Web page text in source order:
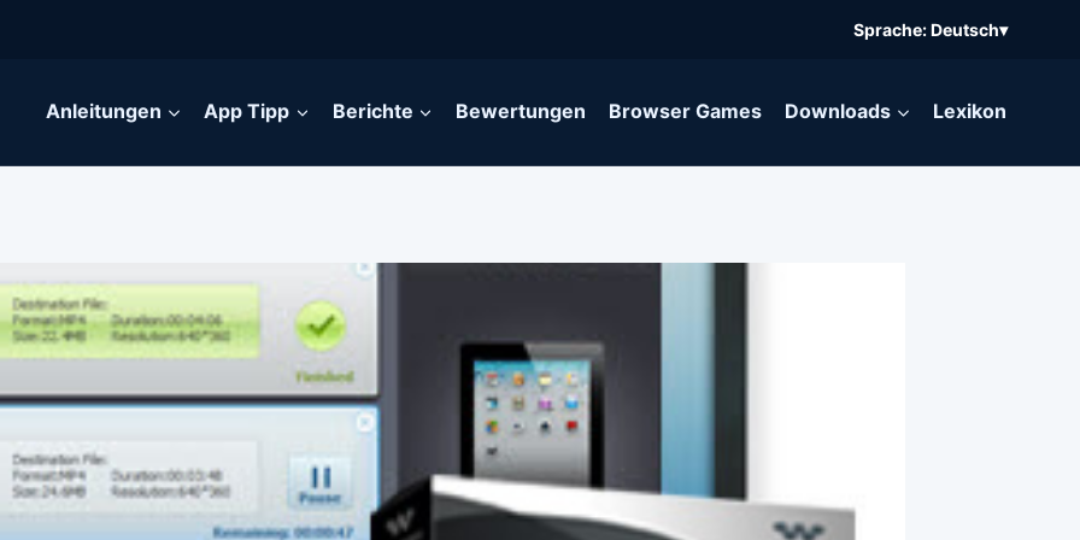
Sprache: Deutsch▾
Anleitungen App Tipp Berichte Bewertungen Browser Games Downloads Lexikon